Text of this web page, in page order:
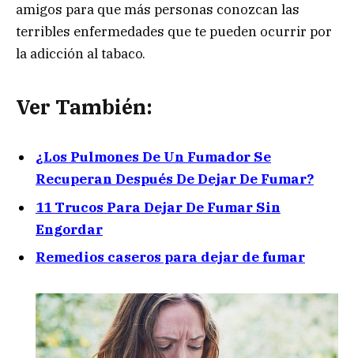
amigos para que más personas conozcan las
terribles enfermedades que te pueden ocurrir por
la adicción al tabaco.
Ver También:
¿Los Pulmones De Un Fumador Se
Recuperan Después De Dejar De Fumar?
11 Trucos Para Dejar De Fumar Sin
Engordar
Remedios caseros para dejar de fumar